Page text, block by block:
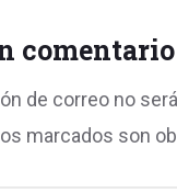
comentario
de correo no
marcados son